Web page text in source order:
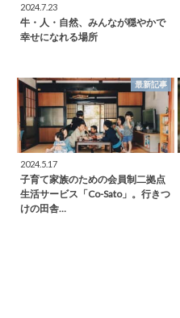
2024.7.23
牛・人・自然、みんなが穏やかで
幸せになれる場所
最新記事
2024.5.17
子育て家族のための会員制二拠点
生活サービス「Co-Sato」。行きつ
けの田舎…